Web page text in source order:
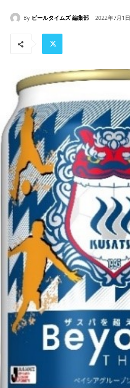
By ビールタイムズ 編集部 2022年7月1日